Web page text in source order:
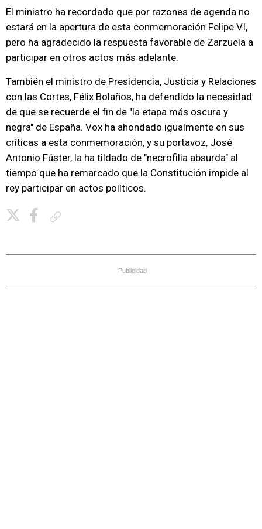
El ministro ha recordado que por razones de agenda no
estará en la apertura de esta conmemoración Felipe VI,
pero ha agradecido la respuesta favorable de Zarzuela a
participar en otros actos más adelante.
También el ministro de Presidencia, Justicia y Relaciones
con las Cortes, Félix Bolaños, ha defendido la necesidad
de que se recuerde el fin de "la etapa más oscura y
negra" de España. Vox ha ahondado igualmente en sus
críticas a esta conmemoración, y su portavoz, José
Antonio Fúster, la ha tildado de "necrofilia absurda" al
tiempo que ha remarcado que la Constitución impide al
rey participar en actos políticos.
Publicidad